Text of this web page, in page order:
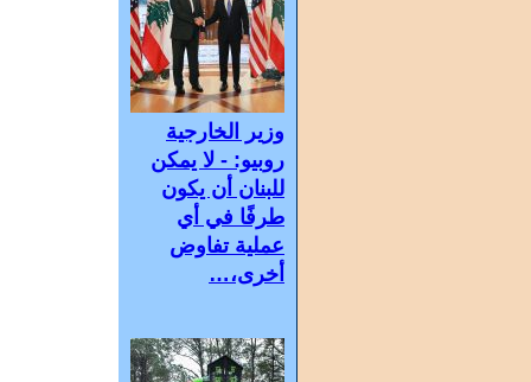
وزير الخارجية
روبيو: - لا يمكن
للبنان أن يكون
طرفًا في أي
عملية تفاوض
أخرى،…